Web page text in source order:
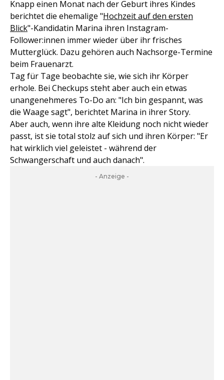
Knapp einen Monat nach der Geburt ihres Kindes
berichtet die ehemalige "Hochzeit auf den ersten
Blick"-Kandidatin Marina ihren Instagram-
Follower:innen immer wieder über ihr frisches
Mutterglück. Dazu gehören auch Nachsorge-Termine
beim Frauenarzt.
Tag für Tage beobachte sie, wie sich ihr Körper
erhole. Bei Checkups steht aber auch ein etwas
unangenehmeres To-Do an: "Ich bin gespannt, was
die Waage sagt", berichtet Marina in ihrer Story.
Aber auch, wenn ihre alte Kleidung noch nicht wieder
passt, ist sie total stolz auf sich und ihren Körper: "Er
hat wirklich viel geleistet - während der
Schwangerschaft und auch danach".
- Anzeige -